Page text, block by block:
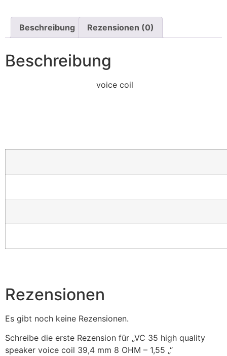
Beschreibung Rezensionen (0)
Beschreibung
voice coil
Rezensionen
Es gibt noch keine Rezensionen.
Schreibe die erste Rezension für „VC 35 high quality
speaker voice coil 39,4 mm 8 OHM – 1,55 „“